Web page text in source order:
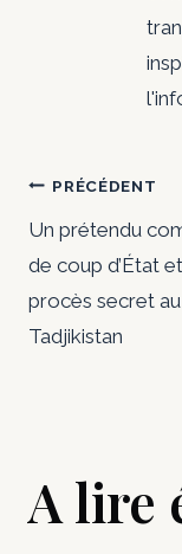
de
l’article
PRÉCÉDENT
Un prétendu
de coup d’État
procès secret au
Tadjikistan
A lire